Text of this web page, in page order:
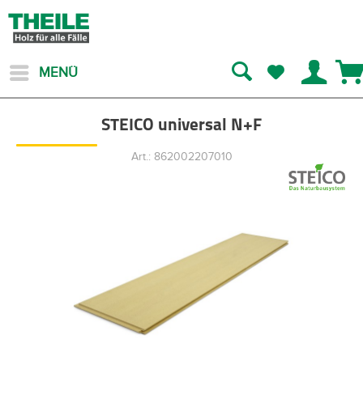
MENÜ
STEICO universal N+F
Art.: 862002207010